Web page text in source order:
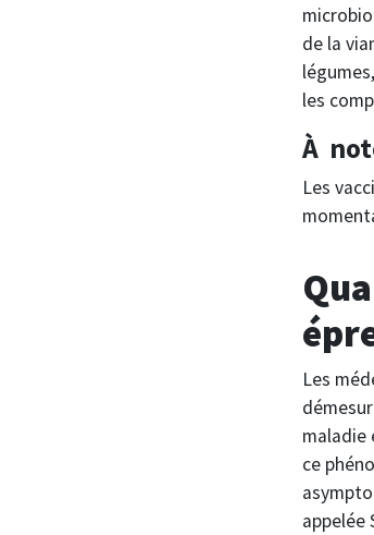
de la
les
À
Les
Les
maladie
ce
appelée